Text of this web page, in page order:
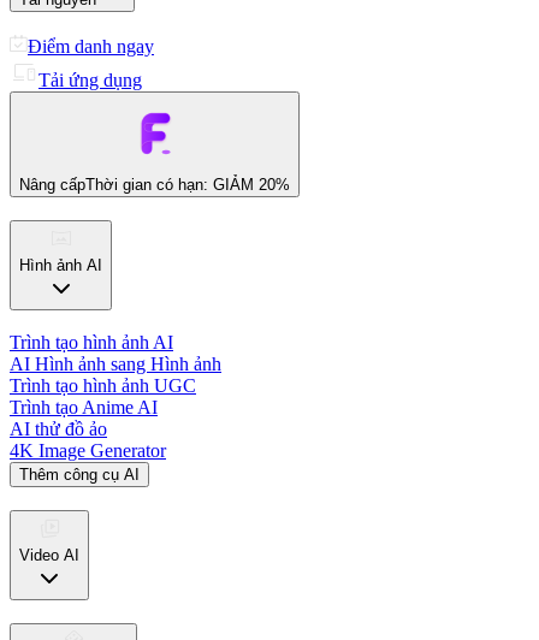
Điểm danh ngay
Tải ứng dụng
Nâng cấpThời gian có hạn: GIẢM 20%
Hình ảnh AI
Trình tạo hình ảnh AI
AI Hình ảnh sang Hình ảnh
Trình tạo hình ảnh UGC
Trình tạo Anime AI
AI thử đồ ảo
4K Image Generator
Thêm công cụ AI
Video AI